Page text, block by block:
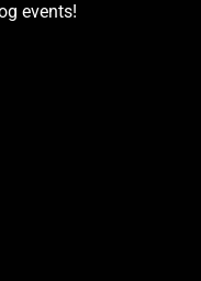
events!